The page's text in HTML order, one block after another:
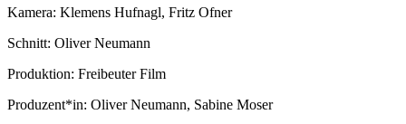
Kamera: Klemens Hufnagl, Fritz Ofner
Schnitt: Oliver Neumann
Produktion: Freibeuter Film
Produzent*in: Oliver Neumann, Sabine Moser